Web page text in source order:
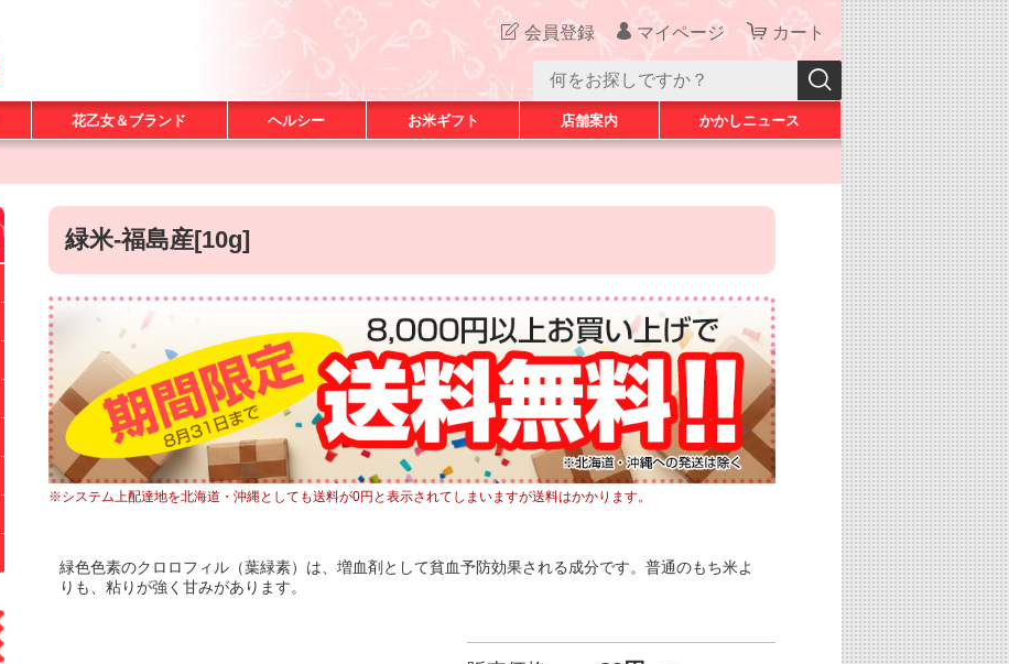
会員登録 マイページ カート
花乙女＆ブランド ヘルシー お米ギフト 店舗案内 かかしニュース
緑米-福島産[10g]
※システム上配達地を北海道・沖縄としても送料が0円と表示されてしまいますが送料はかかります。
緑色色素のクロロフィル（葉緑素）は、増血剤として貧血予防効果される成分です。普通のもち米よ
りも、粘りが強く甘みがあります。